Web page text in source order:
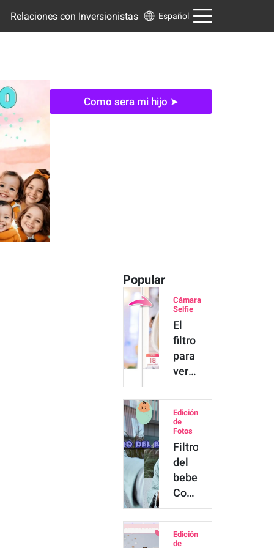
Relaciones con Inversionistas Español
Como sera mi hijo ➤
Popular
Cámara
Selfie
El
filtro
para
verse
más
joven:
de
viejo
a
joven
Edición
de
Fotos
Filtro
del
bebe:
Como
seria
si
tuvieras
Edición
de